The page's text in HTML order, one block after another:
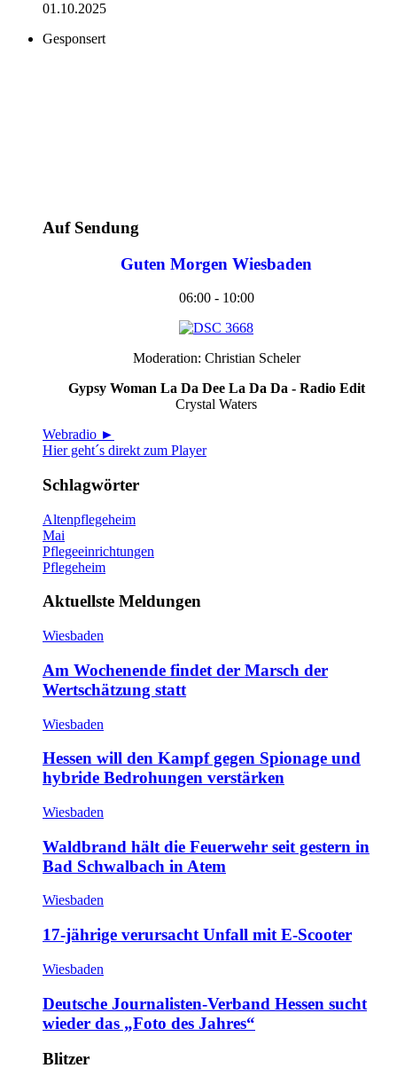
01.10.2025
Gesponsert
Auf Sendung
Guten Morgen Wiesbaden
06:00 - 10:00
Moderation: Christian Scheler
Gypsy Woman La Da Dee La Da Da - Radio Edit
Crystal Waters
Webradio ►
Hier geht´s direkt zum Player
Schlagwörter
Altenpflegeheim
Mai
Pflegeeinrichtungen
Pflegeheim
Aktuellste Meldungen
Wiesbaden
Am Wochenende findet der Marsch der
Wertschätzung statt
Wiesbaden
Hessen will den Kampf gegen Spionage und
hybride Bedrohungen verstärken
Wiesbaden
Waldbrand hält die Feuerwehr seit gestern in
Bad Schwalbach in Atem
Wiesbaden
17-jährige verursacht Unfall mit E-Scooter
Wiesbaden
Deutsche Journalisten-Verband Hessen sucht
wieder das „Foto des Jahres“
Blitzer